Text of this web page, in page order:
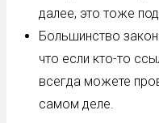
далее, это тоже
Большинство
что если кто-то
всегда можете
самом деле.